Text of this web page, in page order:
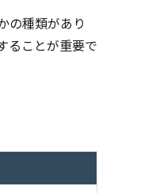
の種類があり
ることが重要で